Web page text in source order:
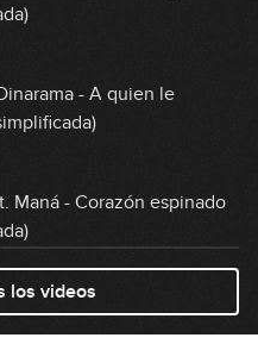
- A quien le
Maná - Corazón espinado
(simplificada)
los videos